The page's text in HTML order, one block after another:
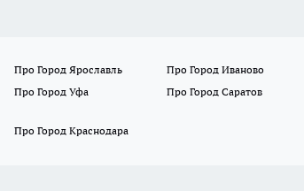
Про Город Ярославль Про Город Иваново
Про Город Уфа Про Город Саратов
Про Город Краснодара